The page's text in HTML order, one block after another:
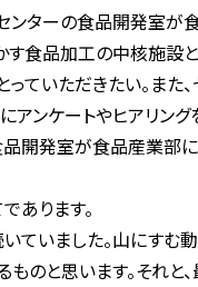
ターの食品開発室が
食品加工の中核施設
ていただきたい。また
アンケートやヒアリン
開発室が食品産業部
あります。
ていました。山にすむ
ものと思います。それ